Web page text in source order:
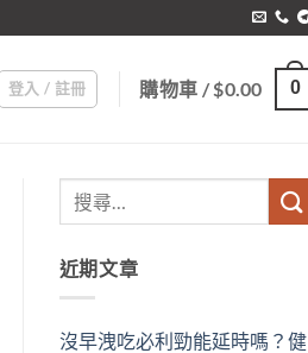
登入 / 註冊 購物車 /$0.00 0
近期文章
沒早洩吃必利勁能延時嗎？健